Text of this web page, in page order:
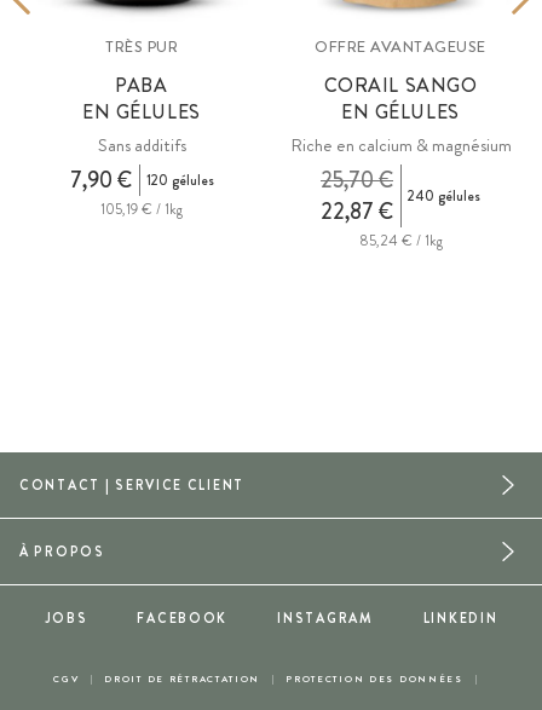
TRÈS PUR
PABA
EN GÉLULES
Sans additifs
7,90 €
120 gélules
105,19 € / 1kg
OFFRE AVANTAGEUSE
CORAIL SANGO
EN GÉLULES
Riche en calcium & magnésium
22,87 €
25,70 € 240 gélules
85,24 € / 1kg
CONTACT | SERVICE CLIENT
CGV DROIT DE RÉTRACTATION PROTECTION DES DONNÉES
À PROPOS
JOBS FACEBOOK INSTAGRAM LINKEDIN